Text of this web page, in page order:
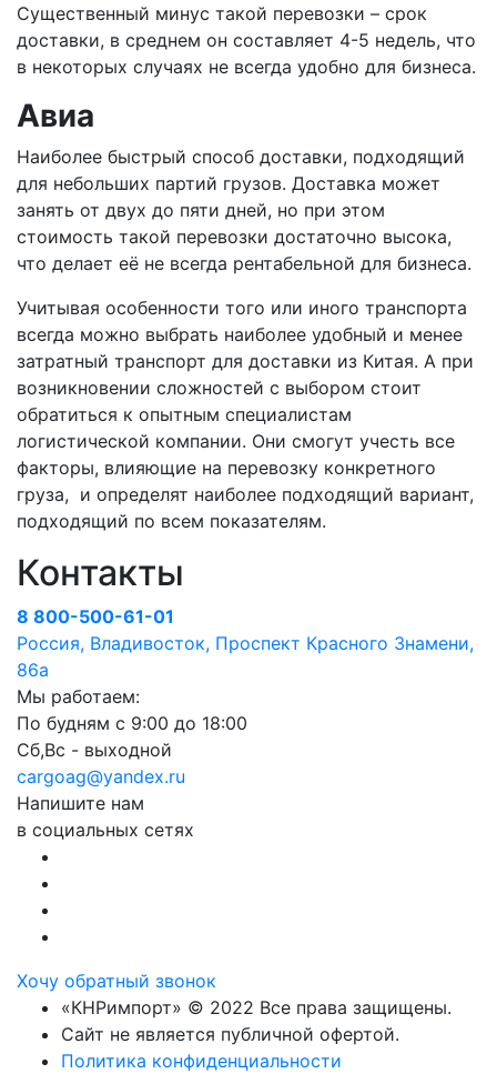
Существенный минус такой перевозки – срок
доставки, в среднем он составляет 4-5 недель, что
в некоторых случаях не всегда удобно для бизнеса.
Авиа
Наиболее быстрый способ доставки, подходящий
для небольших партий грузов. Доставка может
занять от двух до пяти дней, но при этом
стоимость такой перевозки достаточно высока,
что делает её не всегда рентабельной для бизнеса.
Учитывая особенности того или иного транспорта
всегда можно выбрать наиболее удобный и менее
затратный транспорт для доставки из Китая. А при
возникновении сложностей с выбором стоит
обратиться к опытным специалистам
логистической компании. Они смогут учесть все
факторы, влияющие на перевозку конкретного
груза, и определят наиболее подходящий вариант,
подходящий по всем показателям.
Контакты
8 800-500-61-01
Россия, Владивосток, Проспект Красного Знамени,
86а
Мы работаем:
По будням с 9:00 до 18:00
Сб,Вс - выходной
cargoag@yandex.ru
Напишите нам
в социальных сетях
Хочу обратный звонок
«КНРимпорт» © 2022 Все права защищены.
Сайт не является публичной офертой.
Политика конфиденциальности